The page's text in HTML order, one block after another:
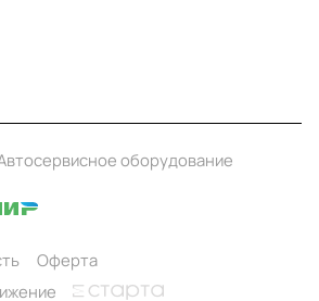
оборудование
Оферта